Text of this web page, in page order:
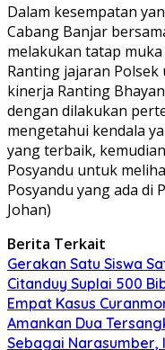
Dalam kesempatan
Cabang Banjar
melakukan tatap
Ranting jajaran
kinerja Ranting
dengan dilakukan
mengetahui kendala
yang terbaik,
Posyandu untuk
Posyandu yang ada di
Johan)
Berita Terkait
Gerakan Satu Siswa
Citanduy Suplai 500
Empat Kasus
Amankan Dua
Sebagai Narasumber,